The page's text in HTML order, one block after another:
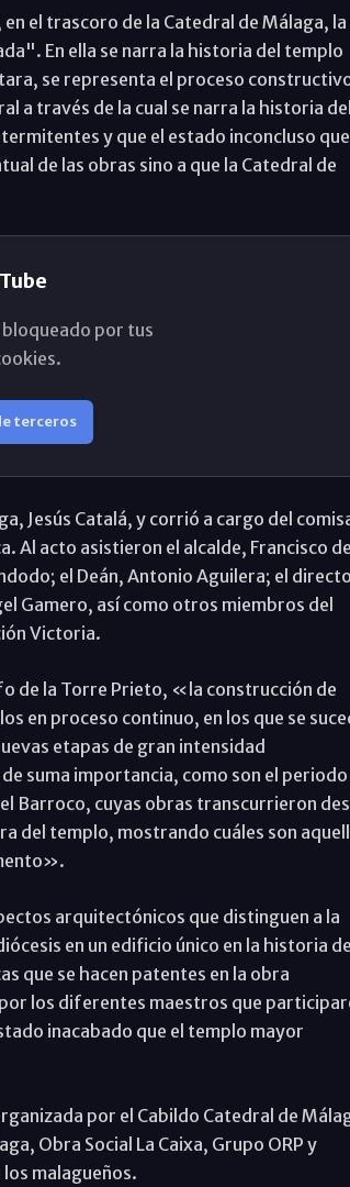
el trascoro de la Catedral de Málaga, la
En ella se narra la historia del templo
se representa el proceso
a través de la cual se narra la historia del
y que el estado inconcluso que
de las obras sino a que la Catedral de
por tus
terceros
Jesús Catalá, y corrió a cargo del
Al acto asistieron el alcalde, Francisco
el Deán, Antonio Aguilera; el
Gamero, así como otros miembros del
Victoria.
de la Torre Prieto, «la construcción de
en proceso continuo, en los que se
etapas de gran intensidad
suma importancia, como son el periodo
Barroco, cuyas obras transcurrieron
del templo, mostrando cuáles son
arquitectónicos que distinguen a la
en un edificio único en la historia
que se hacen patentes en la obra
los diferentes maestros que
inacabado que el templo mayor
por el Cabildo Catedral de
Obra Social La Caixa, Grupo ORP y
malagueños.